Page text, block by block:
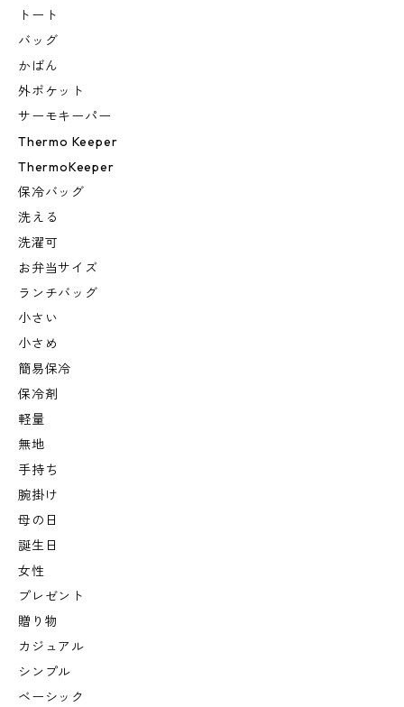
トート
バッグ
かばん
外ポケット
サーモキーパー
Thermo Keeper
ThermoKeeper
保冷バッグ
洗える
洗濯可
お弁当サイズ
ランチバッグ
小さい
小さめ
簡易保冷
保冷剤
軽量
無地
手持ち
腕掛け
母の日
誕生日
女性
プレゼント
贈り物
カジュアル
シンプル
ベーシック